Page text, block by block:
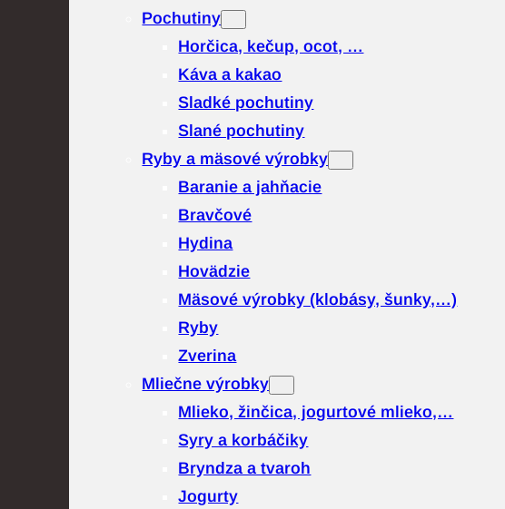
Pochutiny
Horčica, kečup, ocot, …
Káva a kakao
Sladké pochutiny
Slané pochutiny
Ryby a mäsové výrobky
Baranie a jahňacie
Bravčové
Hydina
Hovädzie
Mäsové výrobky (klobásy, šunky,…)
Ryby
Zverina
Mliečne výrobky
Mlieko, žinčica, jogurtové mlieko,…
Syry a korbáčiky
Bryndza a tvaroh
Jogurty